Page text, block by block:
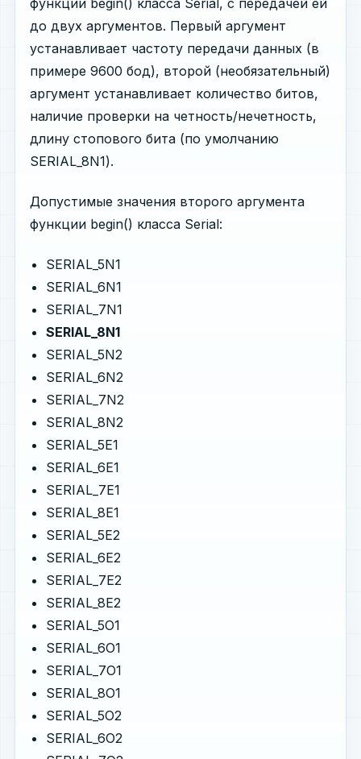
до двух аргументов. Первый аргумент
устанавливает частоту передачи данных (в
примере 9600 бод), второй (необязательный)
аргумент устанавливает количество битов,
наличие проверки на четность/нечетность,
длину стопового бита (по умолчанию
SERIAL_8N1).
Допустимые значения второго аргумента
функции begin() класса Serial:
SERIAL_5N1
SERIAL_6N1
SERIAL_7N1
SERIAL_8N1
SERIAL_5N2
SERIAL_6N2
SERIAL_7N2
SERIAL_8N2
SERIAL_5E1
SERIAL_6E1
SERIAL_7E1
SERIAL_8E1
SERIAL_5E2
SERIAL_6E2
SERIAL_7E2
SERIAL_8E2
SERIAL_5O1
SERIAL_6O1
SERIAL_7O1
SERIAL_8O1
SERIAL_5O2
SERIAL_6O2